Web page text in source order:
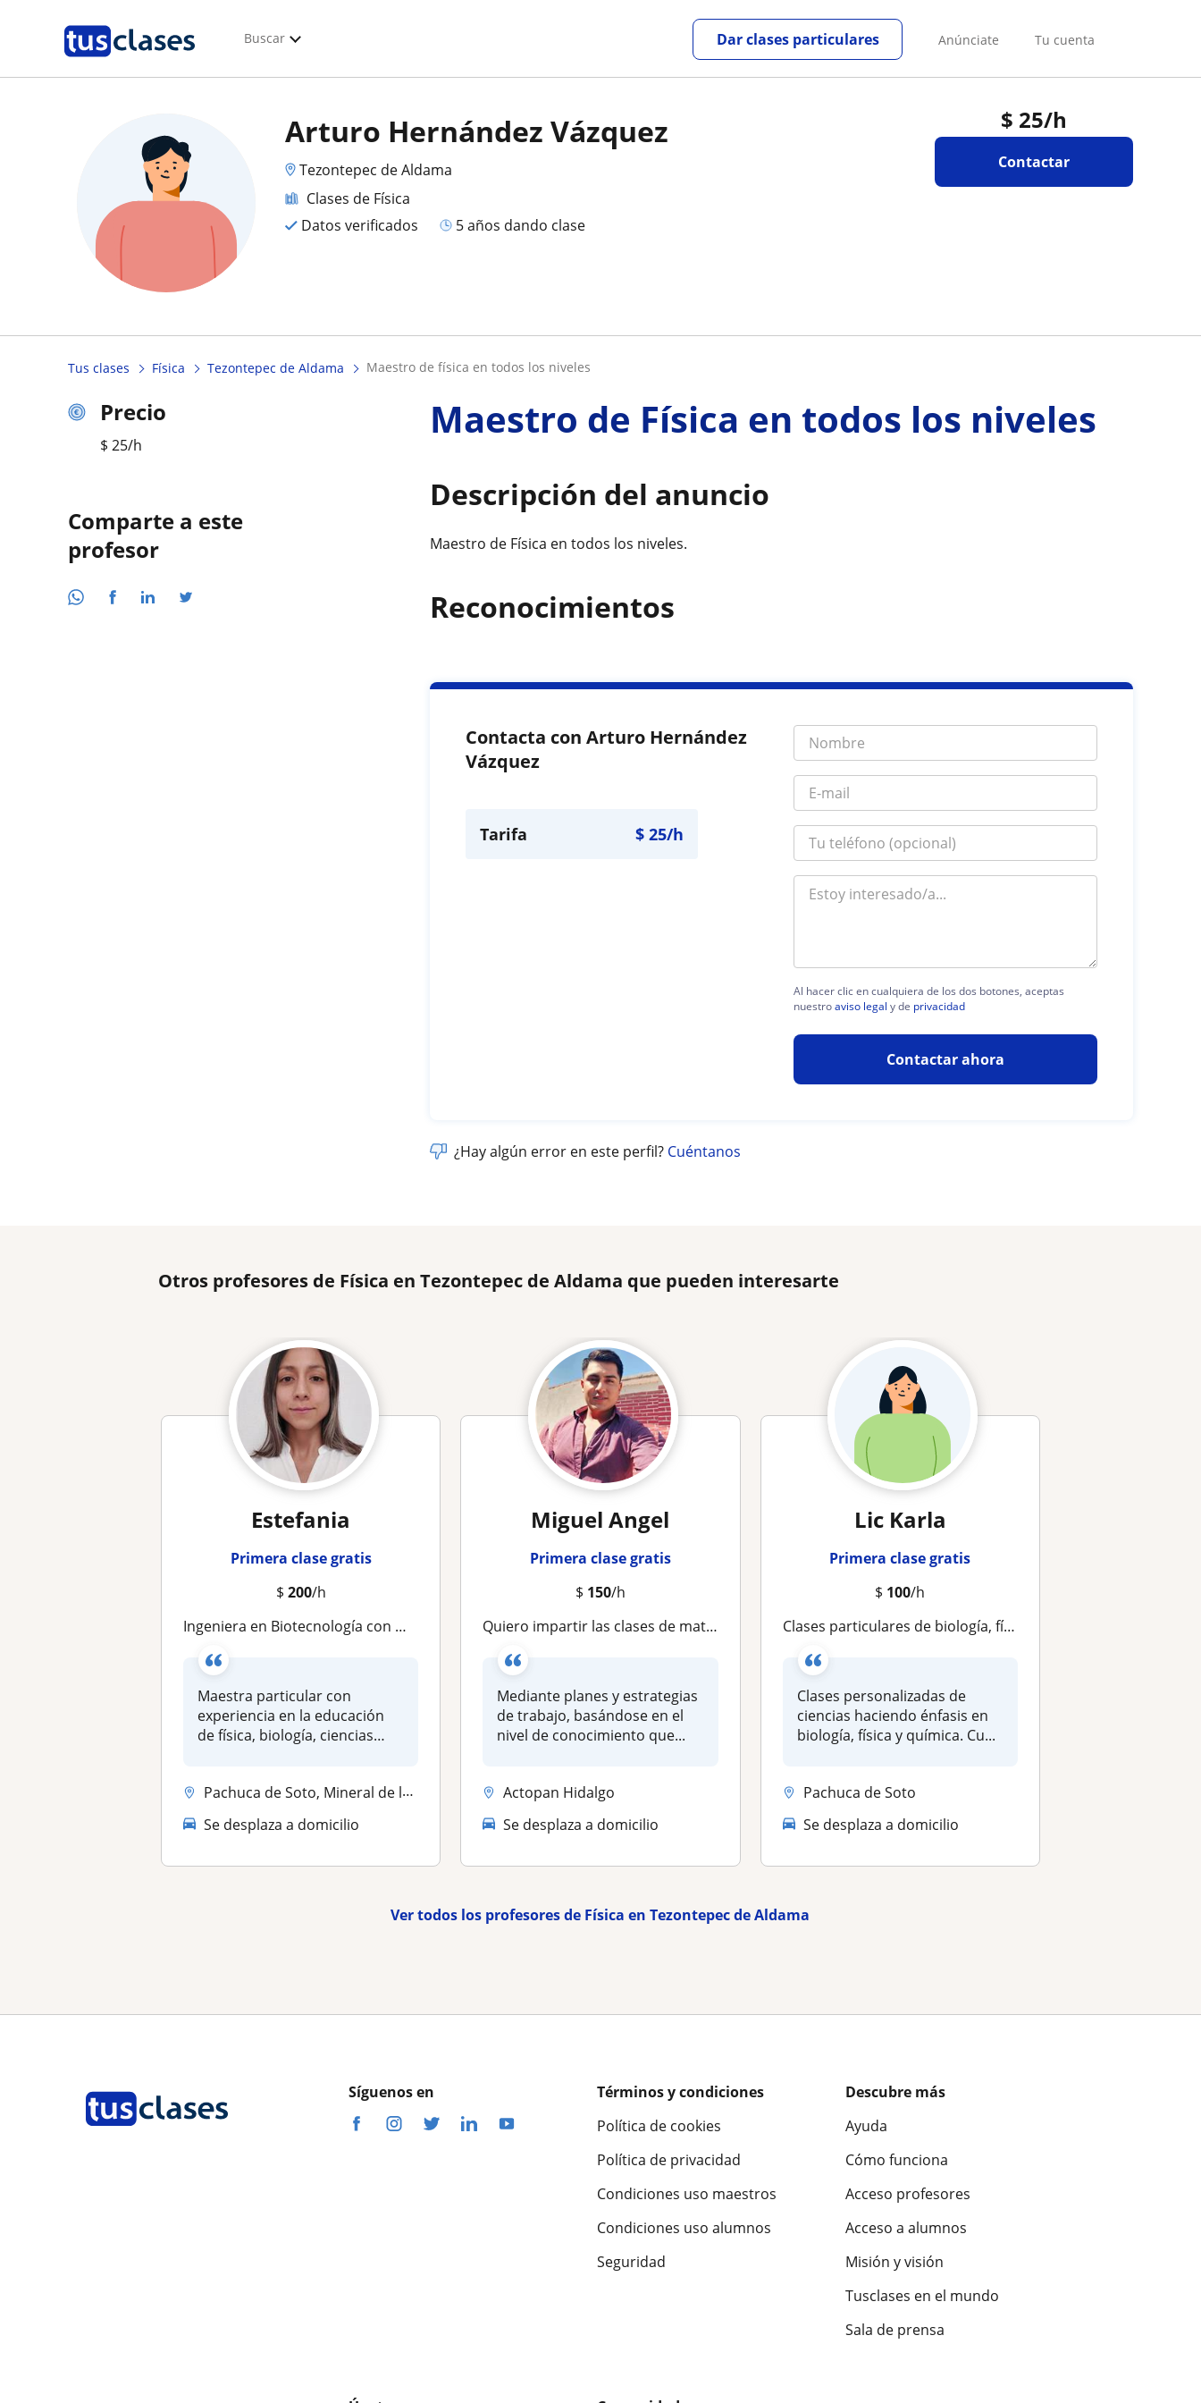
Buscar Anúnciate Tu cuenta
Dar clases particulares
$ 25/h
Contactar
Arturo Hernández Vázquez
Tezontepec de Aldama
Clases de Física
Datos verificados
5 años dando clase
Tus clases Física Tezontepec de Aldama maestro de física en todos los niveles
Precio
$ 25/h
Comparte a este
profesor
Maestro de Física en todos los niveles
Descripción del anuncio
Maestro de Física en todos los niveles.
Reconocimientos
Contacta con Arturo Hernández
Vázquez
Tarifa $25/h
Al hacer clic en cualquiera de los dos botones, aceptas
nuestroaviso legal y de privacidad
Contactar ahora
¿Hay algún error en este perfil? Cuéntanos
Otros profesores de Física en Tezontepec de Aldama que pueden interesarte
Estefania
Primera clase gratis
$ 200/h
Ingeniera en Biotecnología con Maestría en Química, con experiencia docente de biología, física, metodología de la investigacaión
Maestra particular con
experiencia en la educación
de física, biología, ciencias
Pachuca de Soto, Mineral de la Reforma
Se desplaza a domicilio
Miguel Angel
Primera clase gratis
$ 150/h
Quiero impartir las clases de matemáticas y física
Mediante planes y estrategias
de trabajo, basándose en el
nivel de conocimiento que...
Actopan Hidalgo
Se desplaza a domicilio
Lic Karla
Primera clase gratis
$ 100/h
Clases particulares de biología, física y química
Clases personalizadas de
ciencias haciendo énfasis en
biología, física y química. Cu...
Pachuca de Soto
Se desplaza a domicilio
Ver todos los profesores de Física en Tezontepec de Aldama
Síguenos en
Términos y condiciones
Política de cookies
Política de privacidad
Condiciones uso maestros
Condiciones uso alumnos
Seguridad
Descubre más
Ayuda
Cómo funciona
Acceso profesores
Acceso a alumnos
Misión y visión
Tusclases en el mundo
Sala de prensa